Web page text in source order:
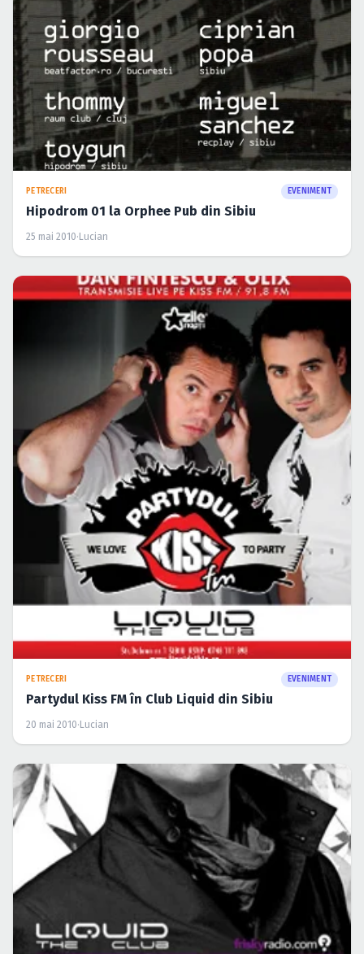
PETRECERI EVENIMENT
Hipodrom 01 la Orphee Pub din Sibiu
25 mai 2010· Lucian
PETRECERI EVENIMENT
Partydul Kiss FM în Club Liquid din Sibiu
20 mai 2010· Lucian